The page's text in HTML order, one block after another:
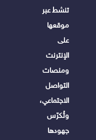
تنشط عبر
موقعها
على
الإنترنت
ومنصات
التواصل
الاجتماعي،
وتُكرّس
جهودها